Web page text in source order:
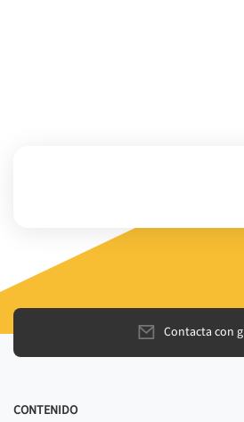
Contacta con
CONTENIDO